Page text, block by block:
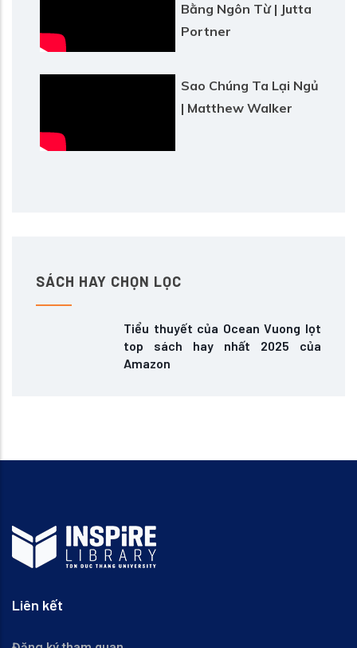
Bằng Ngôn Từ | Jutta
Portner
Sao Chúng Ta Lại Ngủ
| Matthew Walker
SÁCH HAY CHỌN LỌC
Tiểu thuyết của Ocean Vuong lọt
top sách hay nhất 2025 của
Amazon
Liên kết